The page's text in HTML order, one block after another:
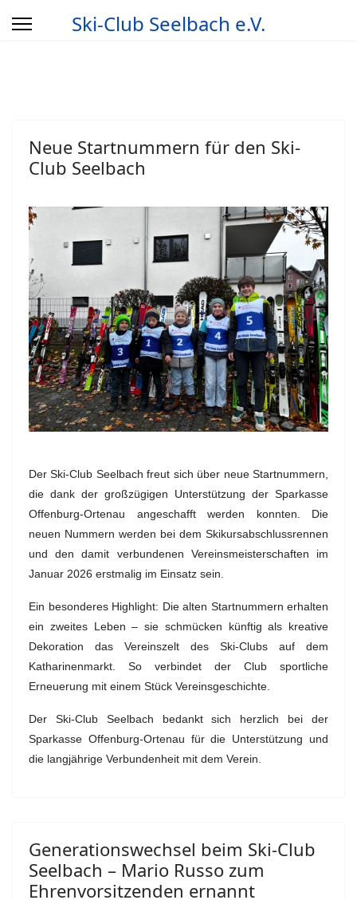
Ski-Club Seelbach e.V.
Neue Startnummern für den Ski-
Club Seelbach
Der Ski-Club Seelbach freut sich über neue Startnummern,
die dank der großzügigen Unterstützung der Sparkasse
Offenburg-Ortenau angeschafft werden konnten. Die
neuen Nummern werden bei dem Skikursabschlussrennen
und den damit verbundenen Vereinsmeisterschaften im
Januar 2026 erstmalig im Einsatz sein.
Ein besonderes Highlight: Die alten Startnummern erhalten
ein zweites Leben – sie schmücken künftig als kreative
Dekoration das Vereinszelt des Ski-Clubs auf dem
Katharinenmarkt. So verbindet der Club sportliche
Erneuerung mit einem Stück Vereinsgeschichte.
Der Ski-Club Seelbach bedankt sich herzlich bei der
Sparkasse Offenburg-Ortenau für die Unterstützung und
die langjährige Verbundenheit mit dem Verein.
Generationswechsel beim Ski-Club
Seelbach – Mario Russo zum
Ehrenvorsitzenden ernannt